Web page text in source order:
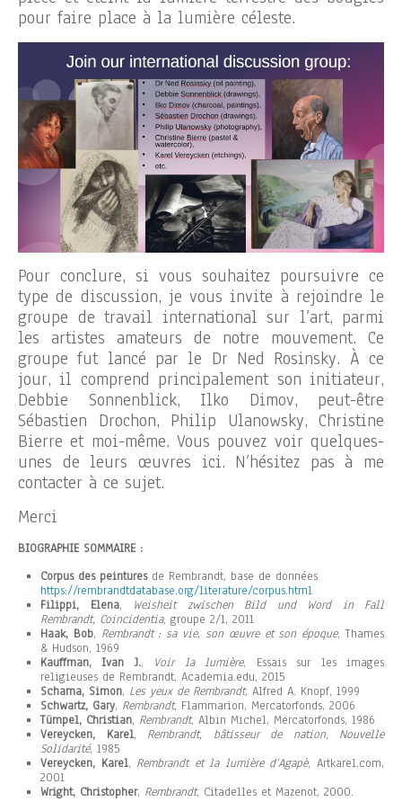
pour faire place à la lumière céleste.
Pour conclure, si vous souhaitez poursuivre ce
type de discussion, je vous invite à rejoindre le
groupe de travail international sur l’art, parmi
les artistes amateurs de notre mouvement. Ce
groupe fut lancé par le Dr Ned Rosinsky. À ce
jour, il comprend principalement son initiateur,
Debbie Sonnenblick, Ilko Dimov, peut-être
Sébastien Drochon, Philip Ulanowsky, Christine
Bierre et moi-même. Vous pouvez voir quelques-
unes de leurs œuvres ici. N’hésitez pas à me
contacter à ce sujet.
Merci
BIOGRAPHIE SOMMAIRE :
Corpus des peinturesde Rembrandt, base de données
https://rembrandtdatabase.org/literature/corpus.html
Filippi, Elena,
Weisheit zwischen Bild und Word in Fall
Rembrandt, Coincidentia, groupe 2/1, 2011
Haak, Bob, Rembrandt : sa vie, son œuvre et son époque, Thames
& Hudson, 1969
Kauffman, Ivan J., Voir la lumière, Essais sur les images
religieuses de Rembrandt, Academia.edu, 2015
Schama, Simon, Les yeux de Rembrandt, Alfred A. Knopf, 1999
Schwartz, Gary, Rembrandt, Flammarion, Mercatorfonds, 2006
Tümpel, Christian, Rembrandt, Albin Michel, Mercatorfonds, 1986
Vereycken, Karel, Rembrandt, bâtisseur de nation, Nouvelle
Solidarité, 1985
Vereycken, Karel, Rembrandt et la lumière d’Agapè, Artkarel.com,
2001
Wright, Christopher, Rembrandt, Citadelles et Mazenot, 2000.